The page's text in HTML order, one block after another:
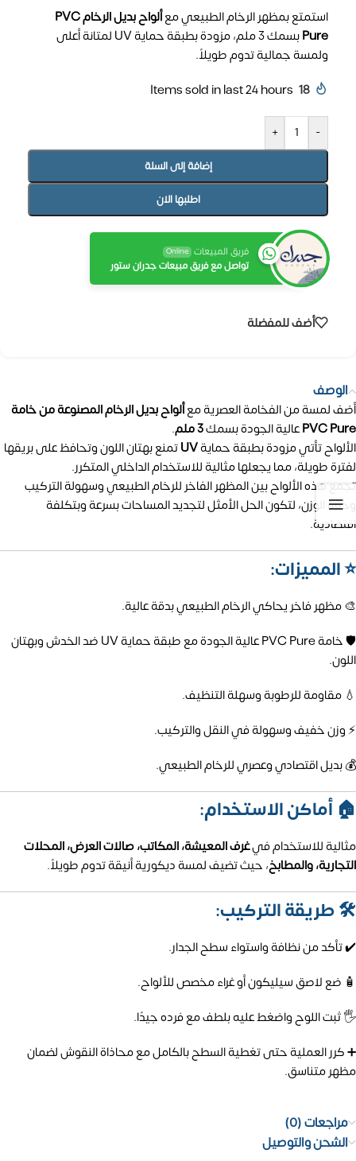
استمتع بمظهر الرخام الطبيعي مع
ألواح بديل الرخام PVC
Pure
بسمك 3 ملم، مزودة بطبقة حماية UV لمتانة أعلى
ولمسة جمالية تدوم طويلاً.
18
Items sold in last 24 hours
-
+
إضافة إلى السلة
اطلبها الان
فريق المبيعات Online
تواصل مع فريق مبيعات جدران ستور
أضف للمفضلة
الوصف
أضف لمسة من الفخامة العصرية معألواح بديل الرخام المصنوعة من خامة
PVC Pureعالية الجودة بسمك3 ملم
.
الألواح تأتي مزودة بطبقة حمايةUVتمنع بهتان اللون وتحافظ على بريقها
لفترة طويلة، مما يجعلها مثالية للاستخدام الداخلي المتكرر.
تجمع هذه الألواح بين المظهر الفاخر للرخام الطبيعي وسهولة التركيب
وخفة الوزن، لتكون الحل الأمثل لتجديد المساحات بسرعة وبتكلفة
اقتصادية.
⭐ المميزات:
🎨 مظهر فاخر يحاكي الرخام الطبيعي بدقة عالية.
🛡️ خامة PVC Pure عالية الجودة مع طبقة حماية UV ضد الخدش وبهتان
اللون.
💧 مقاومة للرطوبة وسهلة التنظيف.
⚡ وزن خفيف وسهولة في النقل والتركيب.
💰 بديل اقتصادي وعصري للرخام الطبيعي.
🏠 أماكن الاستخدام:
مثالية للاستخدام فيغرف المعيشة، المكاتب، صالات العرض، المحلات
التجارية، والمطابخ، حيث تضيف لمسة ديكورية أنيقة تدوم طويلاً.
🛠️ طريقة التركيب:
✔️ تأكد من نظافة واستواء سطح الجدار.
🧴 ضع لاصق سيليكون أو غراء مخصص للألواح.
🖐️ ثبت اللوح واضغط عليه بلطف مع فرده جيدًا.
➕ كرر العملية حتى تغطية السطح بالكامل مع محاذاة النقوش لضمان
مظهر متناسق.
مراجعات (0)
الشحن والتوصيل